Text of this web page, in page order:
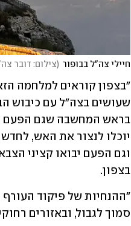
חיילי צה"ל בבופור (צילום: דובר
בצפון.